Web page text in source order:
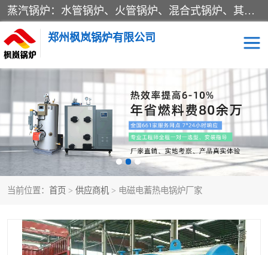
蒸汽锅炉：水管锅炉、火管锅炉、混合式锅炉、其他蒸汽锅炉； 热水锅炉：家用型集中供暖用热水锅炉、其他热水锅炉； 有机热载体锅炉； 船用蒸汽锅炉； （锅炉用辅助设备及装置）蒸汽冷凝器：表面冷凝器、混合式冷凝器、空冷式冷凝器、其他蒸汽冷凝器； 锅炉用辅助设备：节热器、蒸汽收集器、蓄能器、烟垢清除器、气体回收器、泥渣刮除器、空气预热器、其他锅炉用辅助设备；
郑州枫岚锅炉有限公司
当前位置： 首页 > 供应商机 > 电磁电蓄热电锅炉厂家